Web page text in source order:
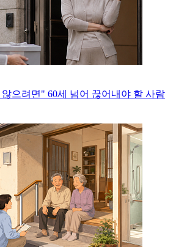
으려면" 60세 넘어 끊어내야 할 사람